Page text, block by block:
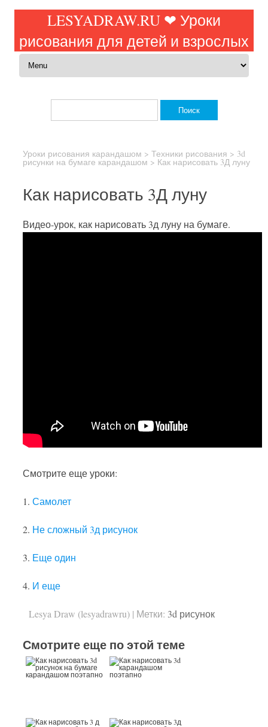
LESYADRAW.RU ❤ Уроки
рисования для детей и взрослых
Перейти к содержимому
Уроки рисования карандашом > Техники рисования > 3d
рисунки на бумаге карандашом > Как нарисовать 3Д луну
Как нарисовать 3Д луну
Видео-урок, как нарисовать 3д луну на бумаге.
Смотрите еще уроки:
1. Самолет
2. Не сложный 3д рисунок
3. Еще один
4. И еще
Lesya Draw (lesyadrawru) | Метки: 3d рисунок
Смотрите еще по этой теме